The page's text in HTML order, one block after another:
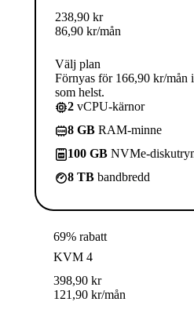
238,90 kr
86,90 kr/mån
Välj plan
Förnyas för 166,90 kr/mån
som helst.
2 vCPU-kärnor
8 GB RAM-minne
100 GB NVMe-
8 TB bandbredd
69% rabatt
KVM 4
398,90 kr
121,90 kr/mån